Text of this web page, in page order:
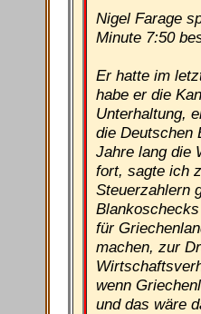
Nigel Farage
Minute 7:50
Er hatte im
habe er die
Unterhaltung,
die Deutschen
Jahre lang die
fort, sagte ich
Steuerzahlern
für
machen, zur
wenn
und das wäre